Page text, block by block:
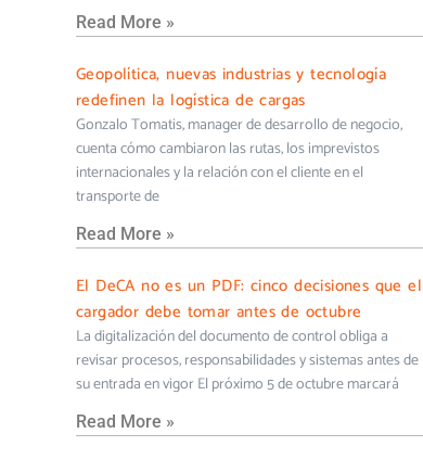
Read More »
Geopolítica, nuevas industrias y tecnología
redefinen la logística de cargas
Gonzalo Tomatis, manager de desarrollo de negocio,
cuenta cómo cambiaron las rutas, los imprevistos
internacionales y la relación con el cliente en el
transporte de
Read More »
El DeCA no es un PDF: cinco decisiones que el
cargador debe tomar antes de octubre
La digitalización del documento de control obliga a
revisar procesos, responsabilidades y sistemas antes de
su entrada en vigor El próximo 5 de octubre marcará
Read More »